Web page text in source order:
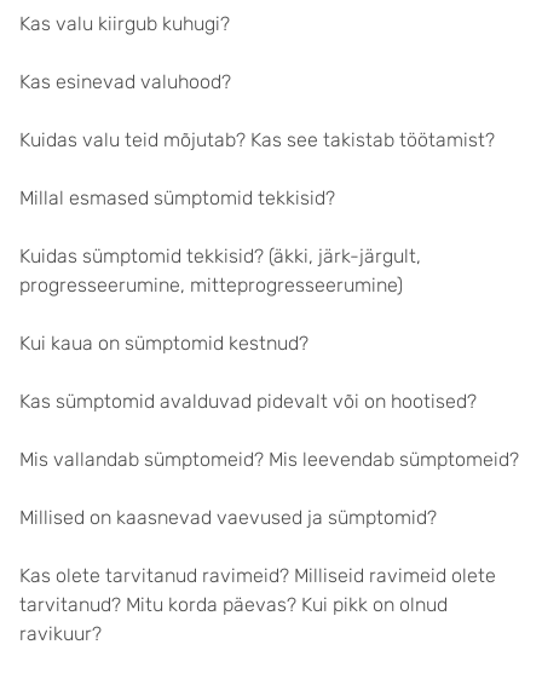
Kas valu kiirgub kuhugi?
Kas esinevad valuhood?
Kuidas valu teid mõjutab? Kas see takistab töötamist?
Millal esmased sümptomid tekkisid?
Kuidas sümptomid tekkisid? (äkki, järk-järgult,
progresseerumine, mitteprogresseerumine)
Kui kaua on sümptomid kestnud?
Kas sümptomid avalduvad pidevalt või on hootised?
Mis vallandab sümptomeid? Mis leevendab sümptomeid?
Millised on kaasnevad vaevused ja sümptomid?
Kas olete tarvitanud ravimeid? Milliseid ravimeid olete
tarvitanud? Mitu korda päevas? Kui pikk on olnud
ravikuur?